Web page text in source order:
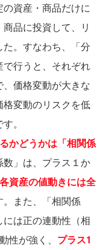
資産・商品だけに
品に投資して、リ
。すなわち、「分
⾏うと、それぞれ
価格変動が⼤きな
変動のリスクを低
。
かどうかは「相関係
数」は、プラス１か
資産の値動きには全
。また、「相関係
は正の連動性（相
性が強く、 プラス1